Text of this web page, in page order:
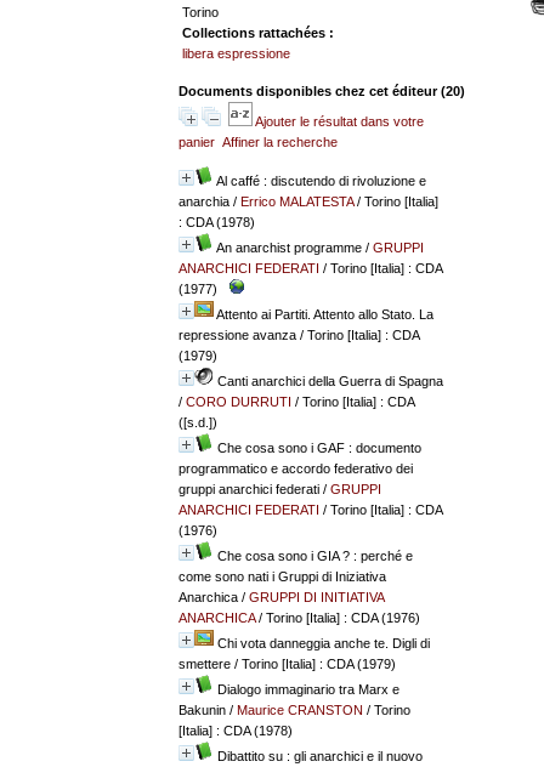
Torino
Collections rattachées :
libera espressione
Documents disponibles chez cet éditeur (20)
Ajouter le résultat dans votre
panier Affiner la recherche
Al caffé : discutendo di rivoluzione e
anarchia/ Errico MALATESTA/ Torino [Italia]
: CDA (1978)
An anarchist programme/ GRUPPI
ANARCHICI FEDERATI / Torino [Italia] : CDA
(1977)
Attento ai Partiti. Attento allo Stato. La
repressione avanza/ Torino [Italia] : CDA
(1979)
Canti anarchici della Guerra di Spagna
/ CORO DURRUTI / Torino [Italia] : CDA
([s.d.])
Che cosa sono i GAF : documento
programmatico e accordo federativo dei
gruppi anarchici federati/ GRUPPI
ANARCHICI FEDERATI / Torino [Italia] : CDA
(1976)
Che cosa sono i GIA ? : perché e
come sono nati i Gruppi di Iniziativa
Anarchica/ GRUPPI DI INITIATIVA
ANARCHICA/ Torino [Italia] : CDA (1976)
Chi vota danneggia anche te. Digli di
smettere/ Torino [Italia] : CDA (1979)
Dialogo immaginario tra Marx e
Bakunin/ Maurice CRANSTON / Torino
[Italia] : CDA (1978)
Dibattito su : gli anarchici e il nuovo